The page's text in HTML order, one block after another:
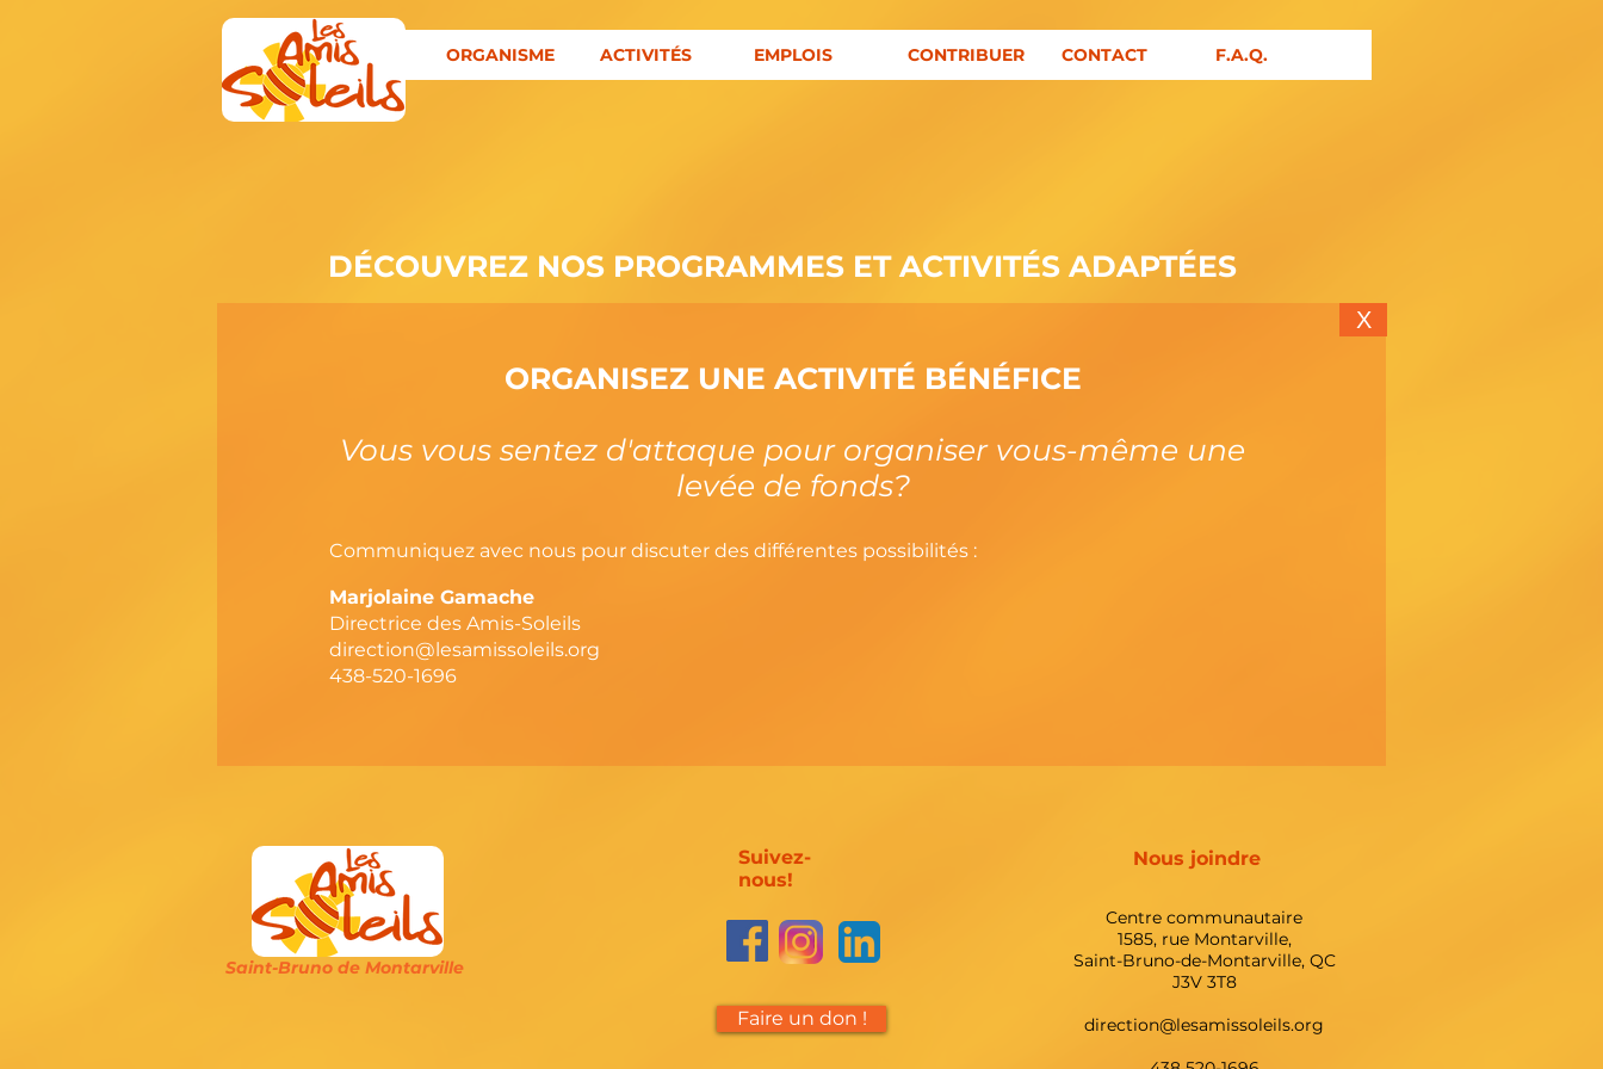
ORGANISME ACTIVITÉS EMPLOIS CONTRIBUER CONTACT F.A.Q.
DÉCOUVREZ NOS PROGRAMMES ET ACTIVITÉS ADAPTÉES
X
ORGANISEZ UNE ACTIVITÉ BÉNÉFICE
Vous vous sentez d'attaque pour organiser vous-même une
levée de fonds?​
Communiquez avec nous pour discuter des différentes possibilités :
Marjolaine Gamache
Directrice des Amis-Soleils
direction@lesamissoleils.org
438-520-1696
Saint-Bruno de Montarville
Suivez-
nous!
Faire un don !
Nous joindre
Centre communautaire
1585, rue Montarville,
Saint-Bruno-de-Montarville, QC
J3V 3T8
direction@lesamissoleils.org